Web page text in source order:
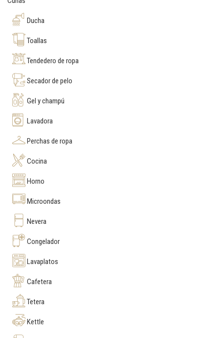
Ducha
Toallas
Tendedero de ropa
Secador de pelo
Gel y champú
Lavadora
Perchas de ropa
Cocina
Horno
Microondas
Nevera
Congelador
Lavaplatos
Cafetera
Tetera
Kettle